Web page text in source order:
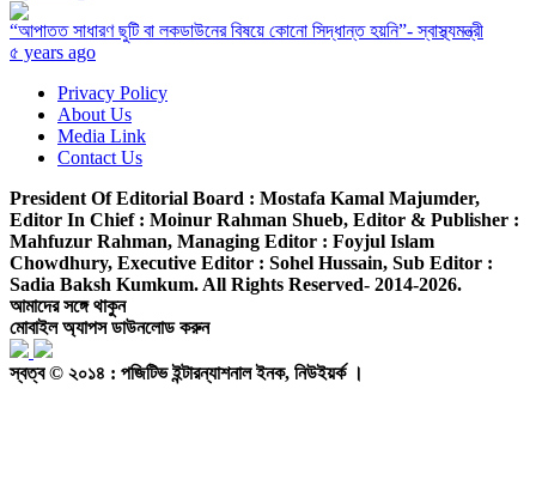
“আপাতত সাধারণ ছুটি বা লকডাউনের বিষয়ে কোনো সিদ্ধান্ত হয়নি”- স্বাস্থ্যমন্ত্রী
৫ years ago
Privacy Policy
About Us
Media Link
Contact Us
President Of Editorial Board : Mostafa Kamal Majumder,
Editor In Chief : Moinur Rahman Shueb, Editor & Publisher :
Mahfuzur Rahman, Managing Editor : Foyjul Islam
Chowdhury, Executive Editor : Sohel Hussain, Sub Editor :
Sadia Baksh Kumkum. All Rights Reserved- 2014-2026.
আমাদের সঙ্গে থাকুন
মোবাইল অ্যাপস ডাউনলোড করুন
স্বত্ব © ২০১৪ : পজিটিভ ইন্টারন্যাশনাল ইনক, নিউইয়র্ক ।